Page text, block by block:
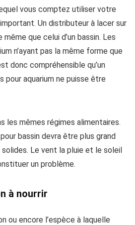
vous comptez utiliser votre
Un distributeur à lacer sur
même que celui d’un bassin. Les
n’ayant pas la même forme que
donc compréhensible qu’un
pour aquarium ne puisse être
les mêmes régimes alimentaires.
bassin devra être plus grand
Le vent la pluie et le soleil
un problème.
à nourrir
ou encore l’espèce à laquelle